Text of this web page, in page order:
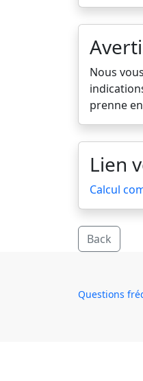
Nous
prenne
Lien
Calcul
Back
Questions